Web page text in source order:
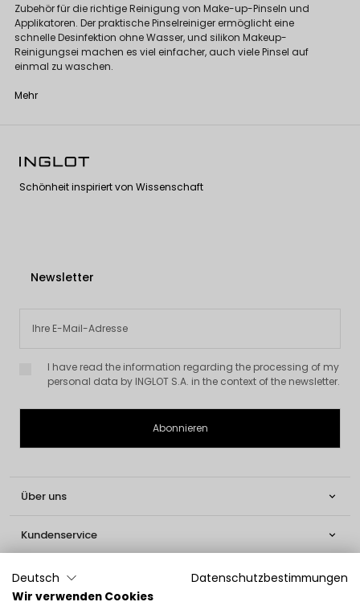
Zubehör für die richtige Reinigung von Make-up-Pinseln und
Applikatoren. Der praktische Pinselreiniger ermöglicht eine
schnelle Desinfektion ohne Wasser, und silikon Makeup-
Reinigungsei machen es viel einfacher, auch viele Pinsel auf
einmal zu waschen.
Mehr
Schönheit inspiriert von Wissenschaft
Newsletter
I have read the information regarding the processing of my
personal data by INGLOT S.A. in the context of the newsletter.
Über uns 
Kundenservice 
Informationen 
Deutsch
Datenschutzbestimmungen
Wir verwenden Cookies